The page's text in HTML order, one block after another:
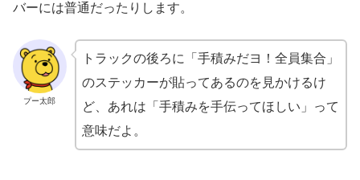
バーには普通だったりします。
プー太郎
トラックの後ろに「手積みだヨ！全員集合」
のステッカーが貼ってあるのを見かけるけ
ど、あれは「手積みを手伝ってほしい」って
意味だよ。